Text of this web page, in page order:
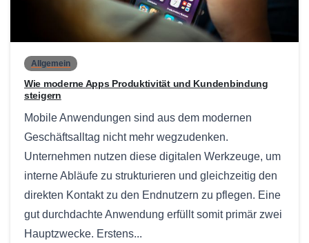
Allgemein
Wie moderne Apps Produktivität und Kundenbindung
steigern
Mobile Anwendungen sind aus dem modernen
Geschäftsalltag nicht mehr wegzudenken.
Unternehmen nutzen diese digitalen Werkzeuge, um
interne Abläufe zu strukturieren und gleichzeitig den
direkten Kontakt zu den Endnutzern zu pflegen. Eine
gut durchdachte Anwendung erfüllt somit primär zwei
Hauptzwecke. Erstens...